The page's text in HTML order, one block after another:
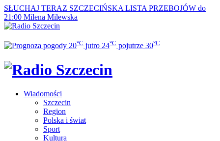
SŁUCHAJ TERAZ SZCZECIŃSKA LISTA PRZEBOJÓW do
21:00 Milena Milewska
20°C jutro 24°C pojutrze 30°C
Wiadomości
Szczecin
Region
Polska i świat
Sport
Kultura